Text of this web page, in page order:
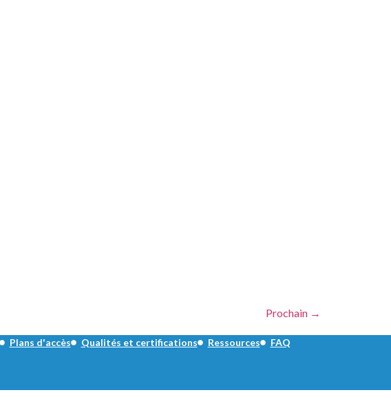
Prochain →
Plans d'accès Qualités et certifications Ressources FAQ